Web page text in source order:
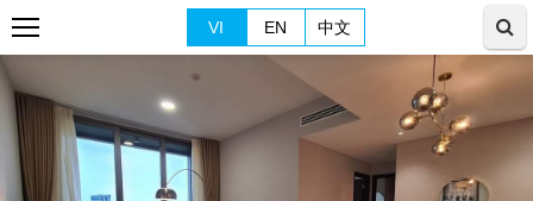
VI EN 中文